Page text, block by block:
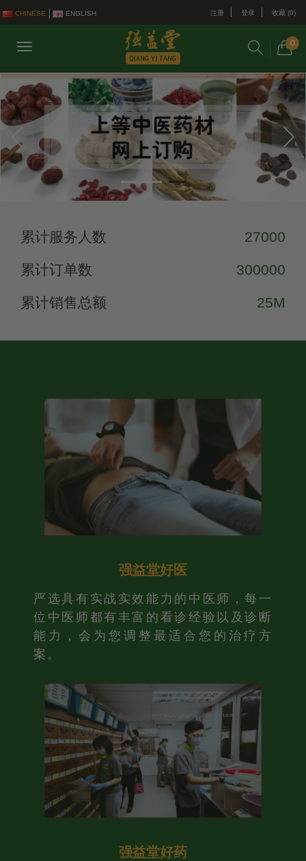
CHINESE ENGLISH 注册 登录 收藏 (0)
0
累计服务人数 27000
累计订单数 300000
累计销售总额 25M
强益堂好医
严选具有实战实效能力的中医师，每一
位中医师都有丰富的看诊经验以及诊断
能力，会为您调整最适合您的治疗方
案。
强益堂好药